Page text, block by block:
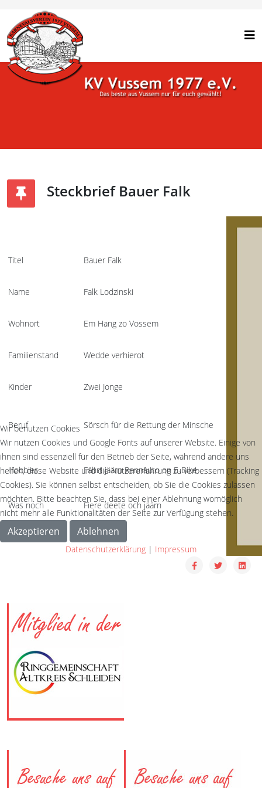
Steckbrief Bauer Falk
Titel Bauer Falk
Name Falk Lodzinski
Wohnort Em Hang zo Vossem
Familienstand Wedde verhierot
Kinder Zwei Jonge
Beruf Sörsch für die Rettung der Minsche
Hobbies Fährt jäärn Rennauto on E-Bike
Was noch Fiere deete och jäärn
Wir benutzen Cookies
Wir nutzen Cookies und Google Fonts auf unserer Website. Einige von
ihnen sind essenziell für den Betrieb der Seite, während andere uns
helfen, diese Website und die Nutzererfahrung zu verbessern (Tracking
Cookies). Sie können selbst entscheiden, ob Sie die Cookies zulassen
möchten. Bitte beachten Sie, dass bei einer Ablehnung womöglich
nicht mehr alle Funktionalitäten der Seite zur Verfügung stehen.
Akzeptieren Ablehnen
Datenschutzerklärung | Impressum